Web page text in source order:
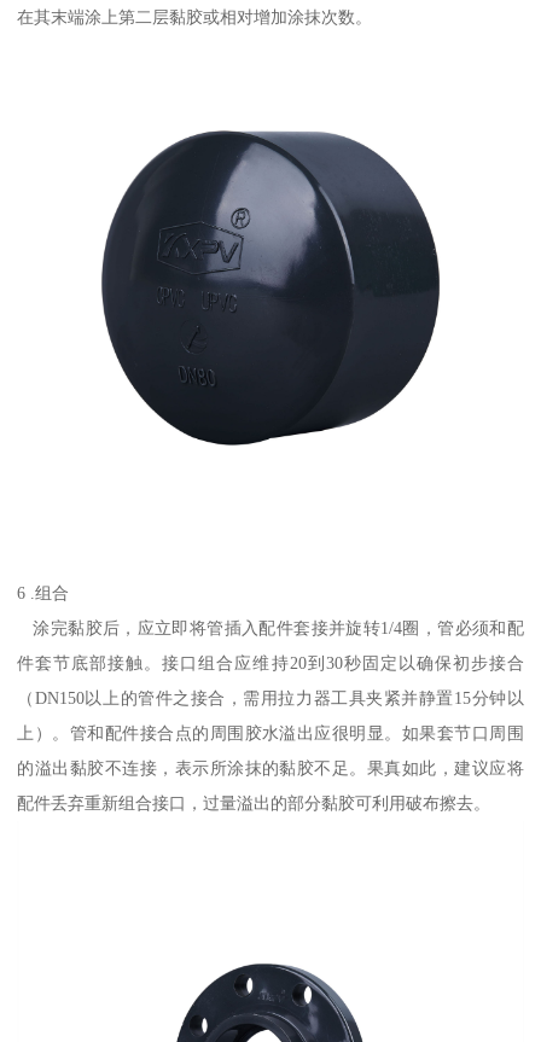
在其末端涂上第二层黏胶或相对增加涂抹次数。
6 .组合
涂完黏胶后，应立即将管插入配件套接并旋转1/4圈，管必须和配
件套节底部接触。接口组合应维持20到30秒固定以确保初步接合
（DN150以上的管件之接合，需用拉力器工具夹紧并静置15分钟以
上）。管和配件接合点的周围胶水溢出应很明显。如果套节口周围
的溢出黏胶不连接，表示所涂抹的黏胶不足。果真如此，建议应将
配件丢弃重新组合接口，过量溢出的部分黏胶可利用破布擦去。